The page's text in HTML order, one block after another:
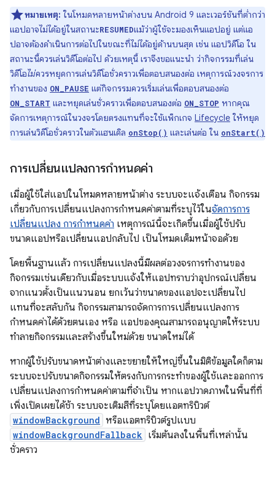
หมายเหตุ: ในโหมดหลายหน้าต่างบน Android 9 และเวอร์ชันที่ต่ำกว่า
แอปอาจไม่ได้อยู่ในสถานะRESUMEDแม้ว่าผู้ใช้จะมองเห็นแอปอยู่ แต่แอ
ปอาจต้องดำเนินการต่อไปในขณะที่ไม่ได้อยู่ด้านบนสุด เช่น แอปวิดีโอ ใน
สถานะนี้ควรเล่นวิดีโอต่อไป ด้วยเหตุนี้ เราจึงขอแนะนำ ว่ากิจกรรมที่เล่น
วิดีโอไม่ควรหยุดการเล่นวิดีโอชั่วคราวเพื่อตอบสนองต่อ เหตุการณ์วงจรการ
ทำงานของ ON_PAUSE แต่กิจกรรมควรเริ่มเล่นเพื่อตอบสนองต่อ
ON_START และหยุดเล่นชั่วคราวเพื่อตอบสนองต่อ ON_STOP หากคุณ
จัดการเหตุการณ์ในวงจรโดยตรงแทนที่จะใช้แพ็กเกจ Lifecycle ให้หยุด
การเล่นวิดีโอชั่วคราวในตัวแฮนเดิล onStop() และเล่นต่อ ใน onStart()
การเปลี่ยนแปลงการกำหนดค่า
เมื่อผู้ใช้ใส่แอปในโหมดหลายหน้าต่าง ระบบจะแจ้งเตือน กิจกรรม
เกี่ยวกับการเปลี่ยนแปลงการกำหนดค่าตามที่ระบุไว้ในจัดการการ
เปลี่ยนแปลง การกำหนดค่า เหตุการณ์นี้จะเกิดขึ้นเมื่อผู้ใช้ปรับ
ขนาดแอปหรือเปลี่ยนแอปกลับไป เป็นโหมดเต็มหน้าจอด้วย
โดยพื้นฐานแล้ว การเปลี่ยนแปลงนี้มีผลต่อวงจรการทำงานของ
กิจกรรมเช่นเดียวกับเมื่อระบบแจ้งให้แอปทราบว่าอุปกรณ์เปลี่ยน
จากแนวตั้งเป็นแนวนอน ยกเว้นว่าขนาดของแอปจะเปลี่ยนไป
แทนที่จะสลับกัน กิจกรรมสามารถจัดการการเปลี่ยนแปลงการ
กำหนดค่าได้ด้วยตนเอง หรือ แอปของคุณสามารถอนุญาตให้ระบบ
ทำลายกิจกรรมและสร้างขึ้นใหม่ด้วย ขนาดใหม่ได้
หากผู้ใช้ปรับขนาดหน้าต่างและขยายให้ใหญ่ขึ้นในมิติข้อมูลใดก็ตาม
ระบบจะปรับขนาดกิจกรรมให้ตรงกับการกระทำของผู้ใช้และออกการ
เปลี่ยนแปลงการกำหนดค่าตามที่จำเป็น หากแอปวาดภาพในพื้นที่ที่
เพิ่งเปิดเผยได้ช้า ระบบจะเติมสีที่ระบุโดยแอตทริบิวต์
windowBackground หรือแอตทริบิวต์รูปแบบ
windowBackgroundFallback เริ่มต้นลงในพื้นที่เหล่านั้น
ชั่วคราว